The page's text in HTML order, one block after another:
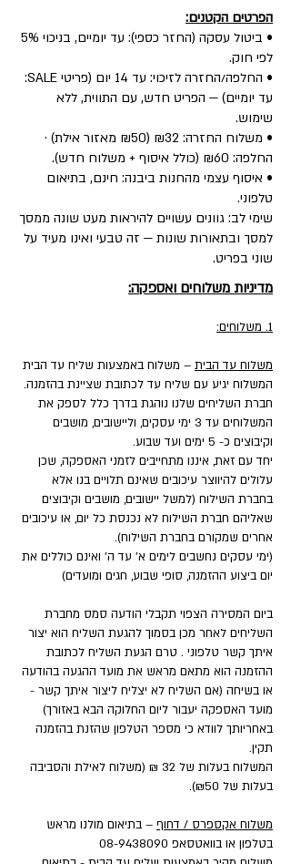
הפרטים הקטנים:
• ביטול עסקה (החזר כספי): עד יומיים, בניכוי 5%
לפי חוק.
• החלפה/החזרה לזיכוי: עד 14 יום (פריטי SALE:
עד יומיים) — הפריט חדש, עם התווית, ללא
שימוש.
• משלוח החזרה: ₪32 (₪50 מאזור אילת) ·
החלפה: ₪60 (כולל איסוף + משלוח חדש).
• איסוף עצמי מהחנות ביבנה: חינם, בתיאום
טלפוני.
שימי לב: גוונים עשויים להיראות מעט שונה ממסך
למסך ובתאורות שונות — זה טבעי ואינו מעיד על
שוני בפריט.
מדיניות משלוחים ואספקה:
1. משלוחים:
משלוח עד הבית – משלוח באמצעות שליח עד הבית
המשלוח יגיע עם שליח עד לכתובת שציינת בהזמנה.
חברת השליחים שלנו נוהגת בדרך כלל לספק את
המשלוחים עד 3 ימי עסקים, וליישובים, מושבים
וקיבוצים כ- 5 ימים ועד שבוע.
יחד עם זאת, איננו מתחייבים לזמני האספקה, שכן
עלולים להיווצר עיכובים שאינם תלויים בנו אלא
בחברת השילוח (למשל יישובים, מושבים וקיבוצים
שאליהם חברת השילוח לא נכנסת כל יום, או עיכובים
אחרים שמקורם בחברת השילוח).
(ימי עסקים נחשבים לימים א' עד ה' ואינם כוללים את
יום ביצוע ההזמנה, סופי שבוע, חגים ומועדים)
ביום המסירה הצפוי תקבלי הודעה סמס מחברת
השליחים לאחר מכן בסמוך להגעת השליח הוא יצור
איתך קשר טלפוני . טרם הגעת השליח לכתובת
ההזמנה הוא מתאם מראש את מועד ההגעה בהודעה
או בשיחה (אם השליח לא יצליח ליצור איתך קשר -
מועד האספקה יעבור ליום החלוקה הבא באזורך)
באחריותך לוודא כי מספר הטלפון שהזנת בהזמנה
תקין.
המשלוח בעלות של 32 ₪ (משלוח לאילת והסביבה
בעלות של ₪50).
משלוח אקספרס / דחוף – בתיאום מולנו מראש
בטלפון או בוואטסאפ 08-9438090